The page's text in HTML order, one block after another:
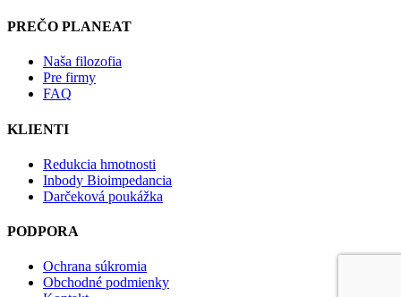
PREČO PLANEAT
Naša filozofia
Pre firmy
FAQ
KLIENTI
Redukcia hmotnosti
Inbody Bioimpedancia
Darčeková poukážka
PODPORA
Ochrana súkromia
Obchodné podmienky